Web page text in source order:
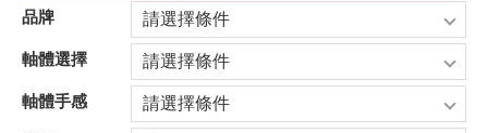
品牌 請選擇條件
軸體選擇 請選擇條件
軸體手感 請選擇條件